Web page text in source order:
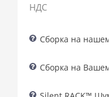
НДС
Сборка на
Сборка на